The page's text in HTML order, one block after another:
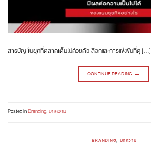
สารบัญ ในยุคที่ตลาดเต็มไปด้วยตัวเลือกและการแข่งขันที่ดุ […]
CONTINUE READING →
Posted inBranding,บทความ
BRANDING, บทความ